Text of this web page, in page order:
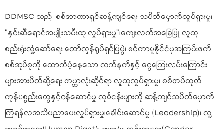
DDMSC သည် စစ်အာဏာရှင်ဆန့်ကျင်ရေး သပိတ်မှောက်လှုပ်ရှားမှု၊
“နှင်းဆီရောင်အမျိုးသမီးထု လှုပ်ရှားမှု”၊ကျေးလက်အခြေပြု လူထု
စည်းရုံးလှုံ့ဆော်ရေး တော်လှန်ရုပ်ရှင်ပြပွဲ၊ စင်ကာပူနိုင်ငံမှအကြမ်းဖက်
စစ်အုပ်စုကို ထောက်ပံ့နေသော လက်နက်နှင့် ငွေကြေးလမ်းကြောင်း
များအားပိတ်ဆို့ရေး ကမ္ဘာလုံးဆိုင်ရာ လူထုလှုပ်ရှားမှု၊ စစ်တပ်ထုတ်
ကုန်ပစ္စည်း‌တွေနှင့်ဝန်ဆောင်မှု လုပ်ငန်းများကို ဆန့်ကျင်သပိတ်မှောက်
ကြရန်လအသိပညာပေးလှုပ်ရှားမှု၊ခေါင်းဆောင်မှု (Leadership)၊ လူ့